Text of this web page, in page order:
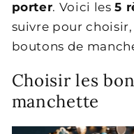
porter. Voici les5
suivre pour
boutons de
Choisir les
manchette